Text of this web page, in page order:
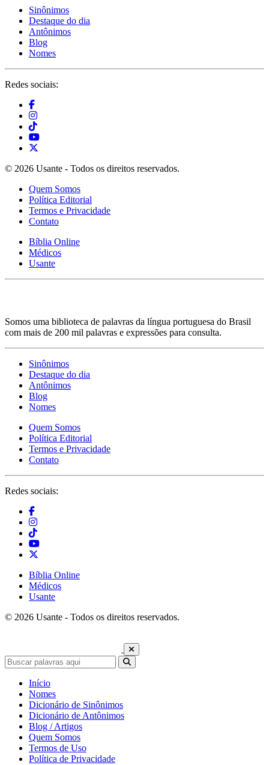
Sinônimos
Destaque do dia
Antônimos
Blog
Nomes
Redes sociais:
© 2026 Usante - Todos os direitos reservados.
Quem Somos
Política Editorial
Termos e Privacidade
Contato
Bíblia Online
Médicos
Usante
Somos uma biblioteca de palavras da língua portuguesa do Brasil
com mais de 200 mil palavras e expressões para consulta.
Sinônimos
Destaque do dia
Antônimos
Blog
Nomes
Quem Somos
Política Editorial
Termos e Privacidade
Contato
Redes sociais:
Bíblia Online
Médicos
Usante
© 2026 Usante - Todos os direitos reservados.
Início
Nomes
Dicionário de Sinônimos
Dicionário de Antônimos
Blog / Artigos
Quem Somos
Termos de Uso
Política de Privacidade